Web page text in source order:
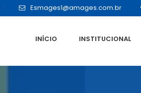
Esmages1@amages.com.br
INÍCIO INSTITUCIONAL